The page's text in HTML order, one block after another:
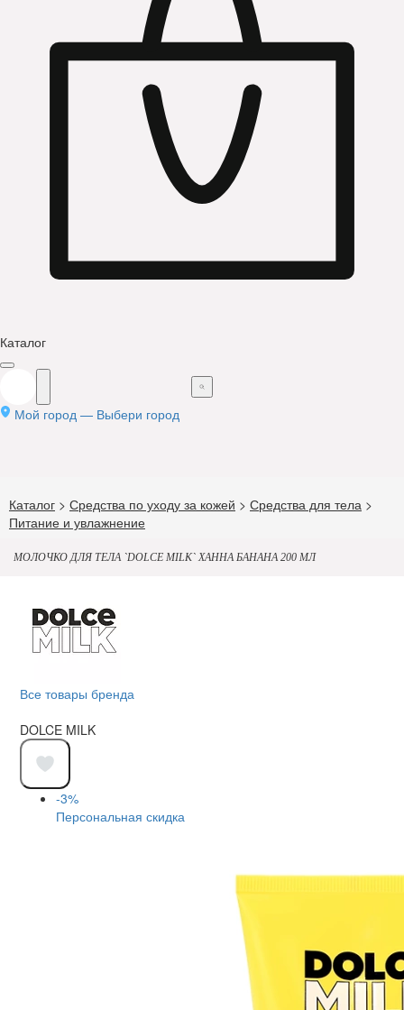
Каталог
Мой город — Выбери город
Каталог > Средства по уходу за кожей > Средства для тела >
Питание и увлажнение
МОЛОЧКО ДЛЯ ТЕЛА `DOLCE MILK` ХАННА БАНАНА 200 МЛ
Все товары бренда
DOLCE MILK
-3%
Персональная скидка